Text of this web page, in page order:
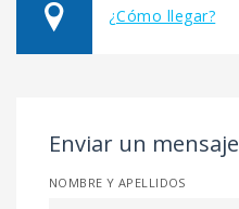
¿Cómo llegar?
Enviar un mensaje
NOMBRE Y APELLIDOS